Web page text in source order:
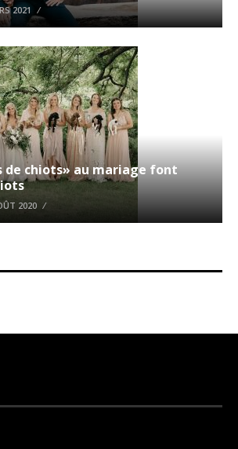
2021
de chiots» au mariage font
2020